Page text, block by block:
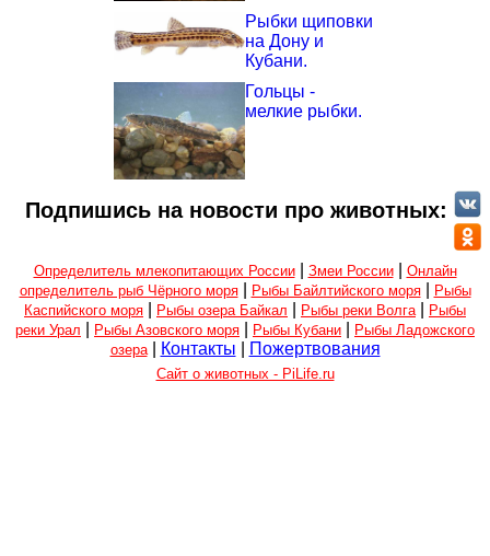
Рыбки щиповки
на Дону и
Кубани.
Гольцы -
мелкие рыбки.
Подпишись на новости про животных:
Определитель млекопитающих России| Змеи России| Онлайн
определитель рыб Чёрного моря| Рыбы Байлтийского моря|
Рыбы
Каспийского моря
Рыбы озера Байкал Рыбы реки Волга|
Рыбы
реки Урал
Рыбы Азовского моря Рыбы Кубани
Рыбы Ладожского
озера| Контакты Пожертвования
Сайт о животных - PiLife.ru